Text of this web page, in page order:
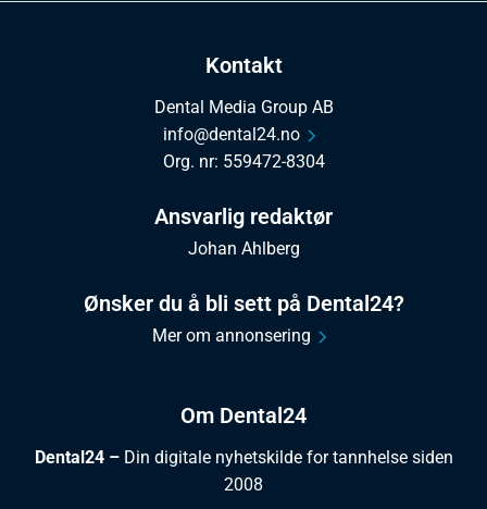
Om Dental24
Dental24 – Din digitale nyhetskilde for tannhelse siden
2008
Kontakt
Dental Media Group AB
info@dental24.no
Org. nr: 559472-8304
Ansvarlig redaktør
Johan Ahlberg
Ønsker du å bli sett på Dental24?
Mer om annonsering